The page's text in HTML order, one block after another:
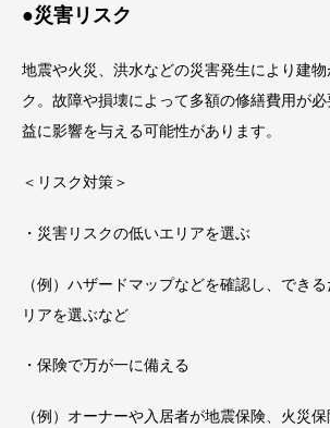
●災害リスク
地震や火災、洪水などの災害発生により建
ク。故障や損壊によって多額の修繕費用が
益に影響を与える可能性があります。
＜リスク対策＞
・災害リスクの低いエリアを選ぶ
（例）ハザードマップなどを確認し、でき
リアを選ぶなど
・保険で万が一に備える
（例）オーナーや入居者が地震保険、火災保